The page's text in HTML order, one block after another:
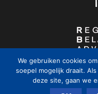
We gebruiken cookies
soepel mogelijk draait.
deze site, gaan we